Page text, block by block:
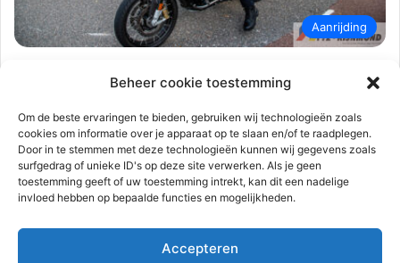
Beheer cookie toestemming
Om de beste ervaringen te bieden, gebruiken wij technologieën zoals
cookies om informatie over je apparaat op te slaan en/of te raadplegen.
Door in te stemmen met deze technologieën kunnen wij gegevens zoals
surfgedrag of unieke ID's op deze site verwerken. Als je geen
toestemming geeft of uw toestemming intrekt, kan dit een nadelige
invloed hebben op bepaalde functies en mogelijkheden.
Accepteren
Aanrijding
Motorrijder gewond na eenzijdig
ongeval | Jan van Almondestraat
Poortugaal
Poortugaal – Zaterdagmiddag 14 oktober tegen 15.00 uur
heeft een eenzijdig ongeval plaatsgevonden aan de Jan van